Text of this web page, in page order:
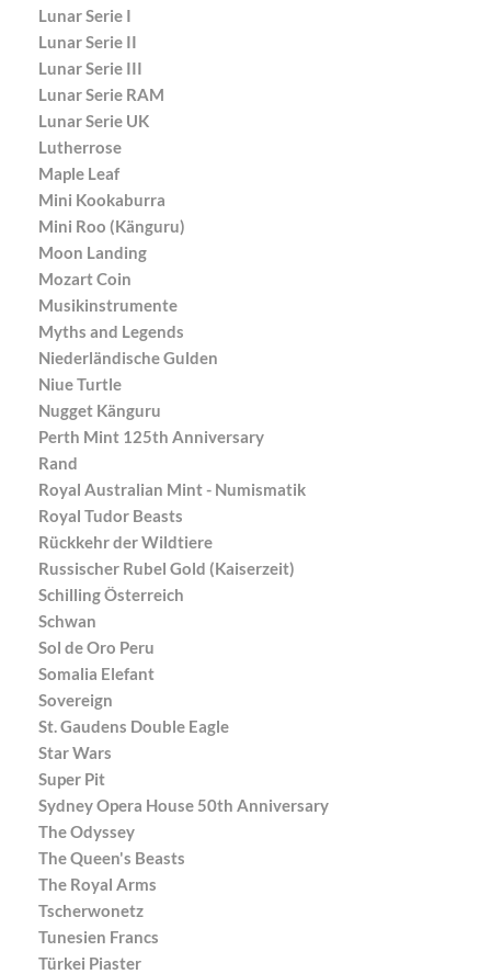
Lunar Serie I
Lunar Serie II
Lunar Serie III
Lunar Serie RAM
Lunar Serie UK
Lutherrose
Maple Leaf
Mini Kookaburra
Mini Roo (Känguru)
Moon Landing
Mozart Coin
Musikinstrumente
Myths and Legends
Niederländische Gulden
Niue Turtle
Nugget Känguru
Perth Mint 125th Anniversary
Rand
Royal Australian Mint - Numismatik
Royal Tudor Beasts
Rückkehr der Wildtiere
Russischer Rubel Gold (Kaiserzeit)
Schilling Österreich
Schwan
Sol de Oro Peru
Somalia Elefant
Sovereign
St. Gaudens Double Eagle
Star Wars
Super Pit
Sydney Opera House 50th Anniversary
The Odyssey
The Queen's Beasts
The Royal Arms
Tscherwonetz
Tunesien Francs
Türkei Piaster